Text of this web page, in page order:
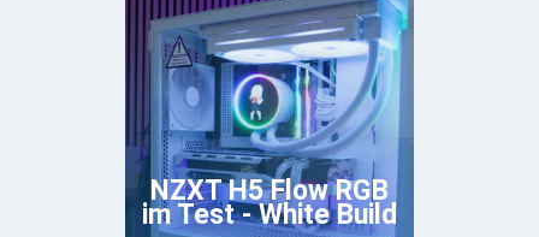
NZXT H5 Flow RGB
im Test - White Build